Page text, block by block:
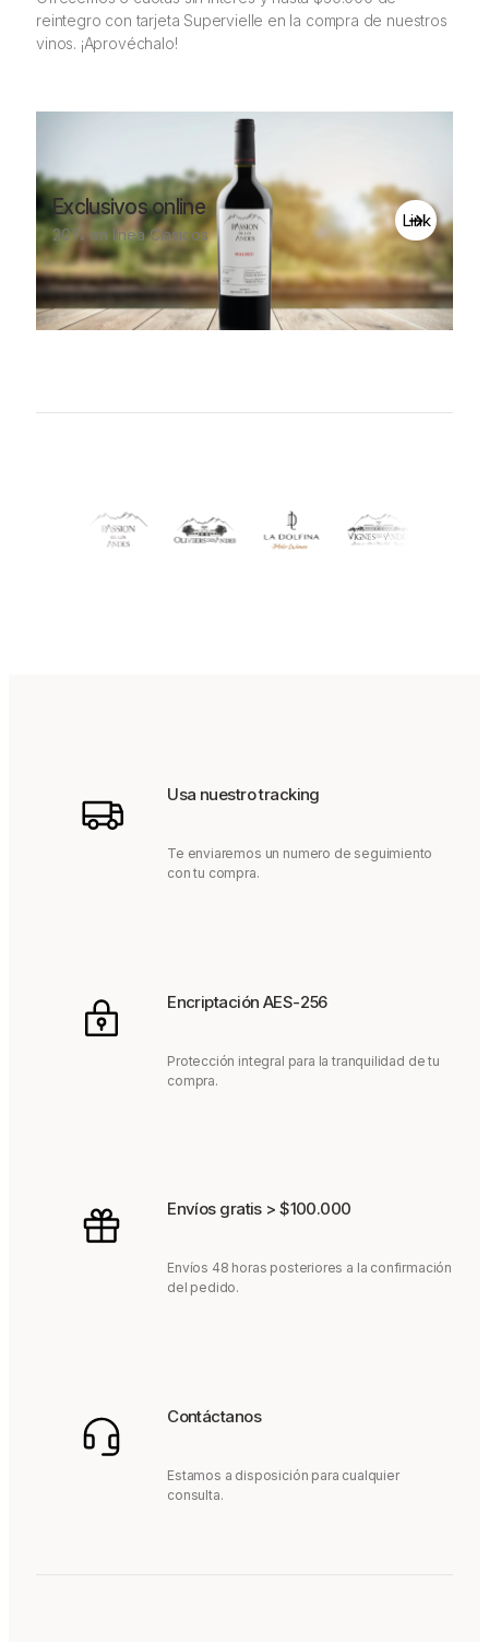
reintegro con tarjeta Supervielle en la compra de nuestros
vinos. ¡Aprovéchalo!
Exclusivos online
20% en línea Clasicos
Link
Usa nuestro tracking
Te enviaremos un numero de seguimiento
con tu compra.
Encriptación AES-256
Protección integral para la tranquilidad de tu
compra.
Envíos gratis > $100.000
Envíos 48 horas posteriores a la confirmación
del pedido.
Contáctanos
Estamos a disposición para cualquier
consulta.